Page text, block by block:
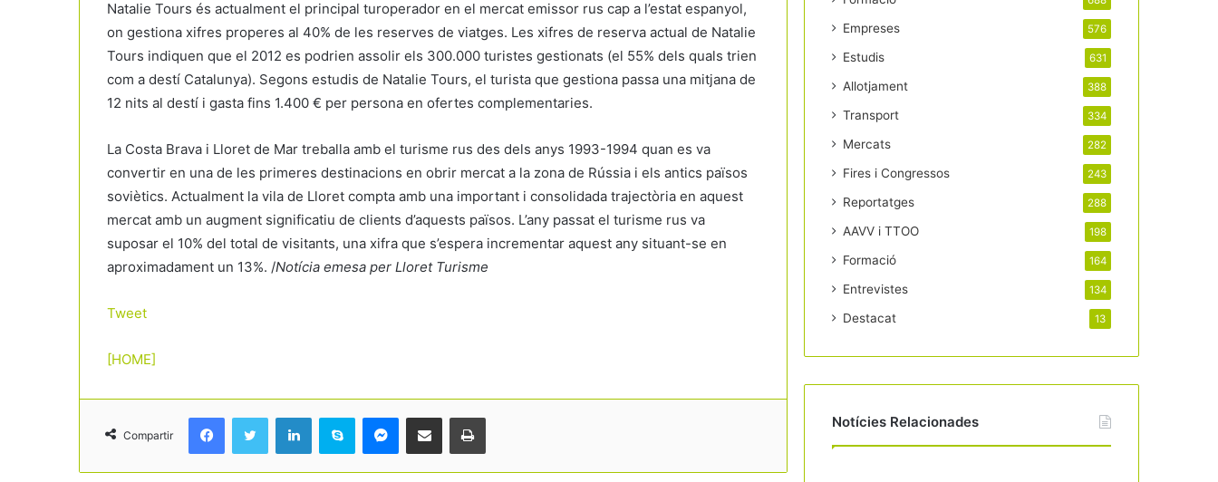
Natalie Tours és actualment el principal turoperador en el mercat emissor rus cap a l’estat espanyol,
on gestiona xifres properes al 40% de les reserves de viatges. Les xifres de reserva actual de Natalie
Tours indiquen que el 2012 es podrien assolir els 300.000 turistes gestionats (el 55% dels quals trien
com a destí Catalunya). Segons estudis de Natalie Tours, el turista que gestiona passa una mitjana de
12 nits al destí i gasta fins 1.400 € per persona en ofertes complementaries.
La Costa Brava i Lloret de Mar treballa amb el turisme rus des dels anys 1993-1994 quan es va
convertir en una de les primeres destinacions en obrir mercat a la zona de Rússia i els antics països
soviètics. Actualment la vila de Lloret compta amb una important i consolidada trajectòria en aquest
mercat amb un augment significatiu de clients d’aquests països. L’any passat el turisme rus va
suposar el 10% del total de visitants, una xifra que s’espera incrementar aquest any situant-se en
aproximadament un 13%. /Notícia emesa per Lloret Turisme
Tweet
[HOME]
Compartir
Empreses 576
Estudis 631
Allotjament 388
Transport 334
Mercats 282
Fires i Congressos 243
Reportatges 288
AAVV i TTOO 198
Formació 164
Entrevistes 134
Destacat 13
Notícies Relacionades